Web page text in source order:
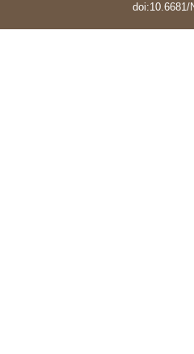
doi:10.6681/